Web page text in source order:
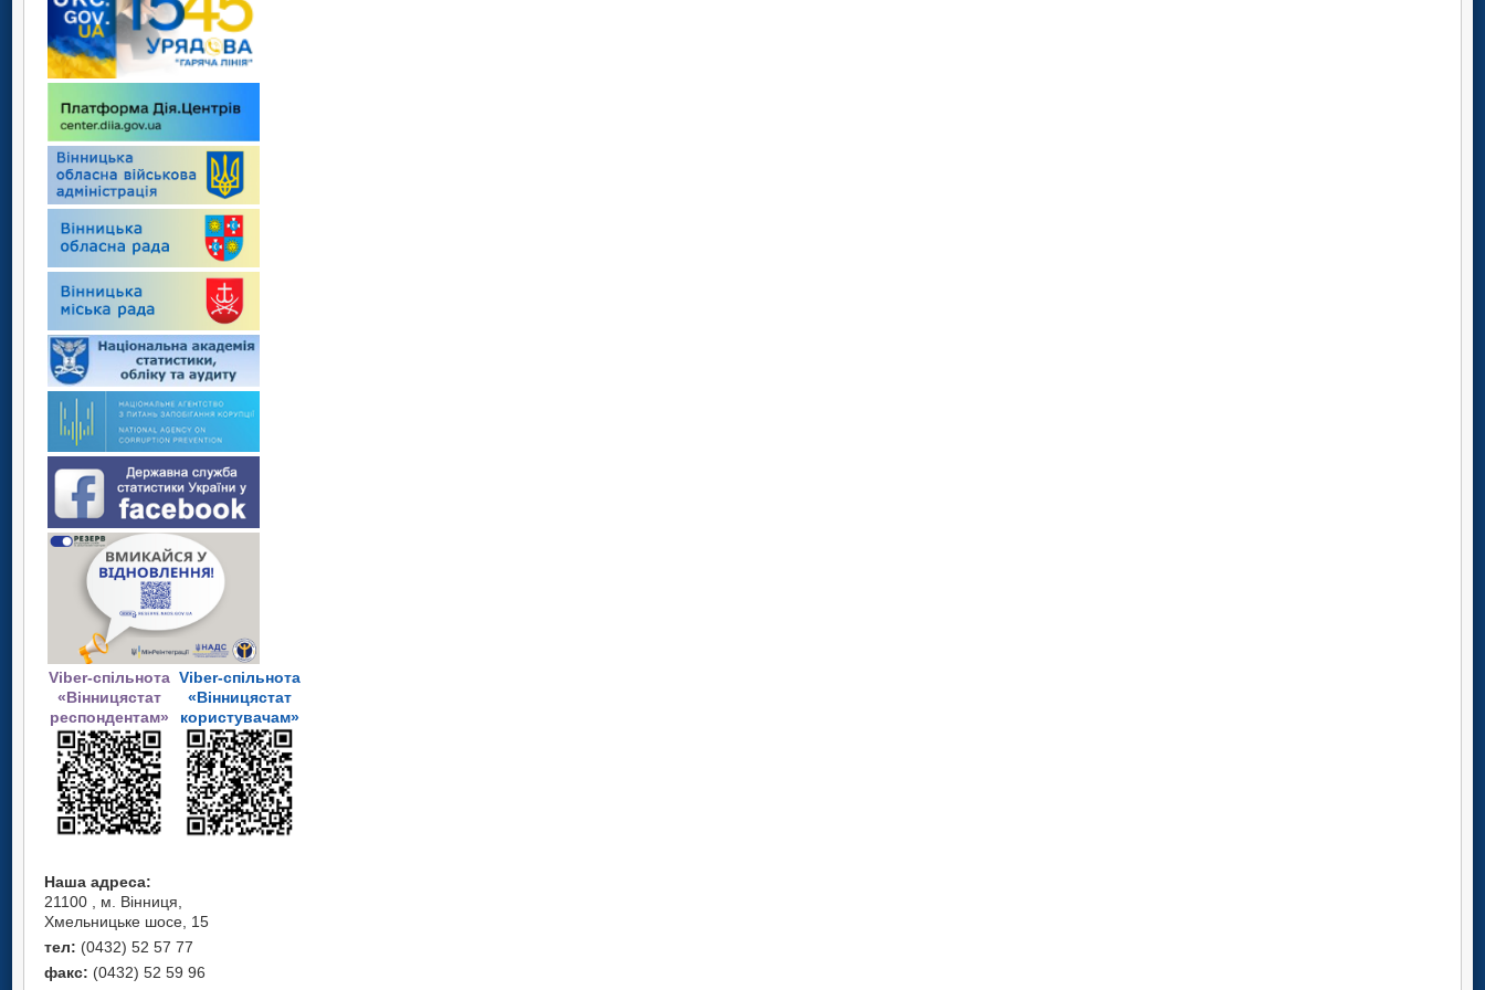
Viber-спільнота
«Вінницястат
респондентам»
Viber-спільнота
«Вінницястат
користувачам»
Наша адреса:
21100 , м. Вінниця,
Хмельницьке шосе, 15
тел: (0432) 52 57 77
факс: (0432) 52 59 96